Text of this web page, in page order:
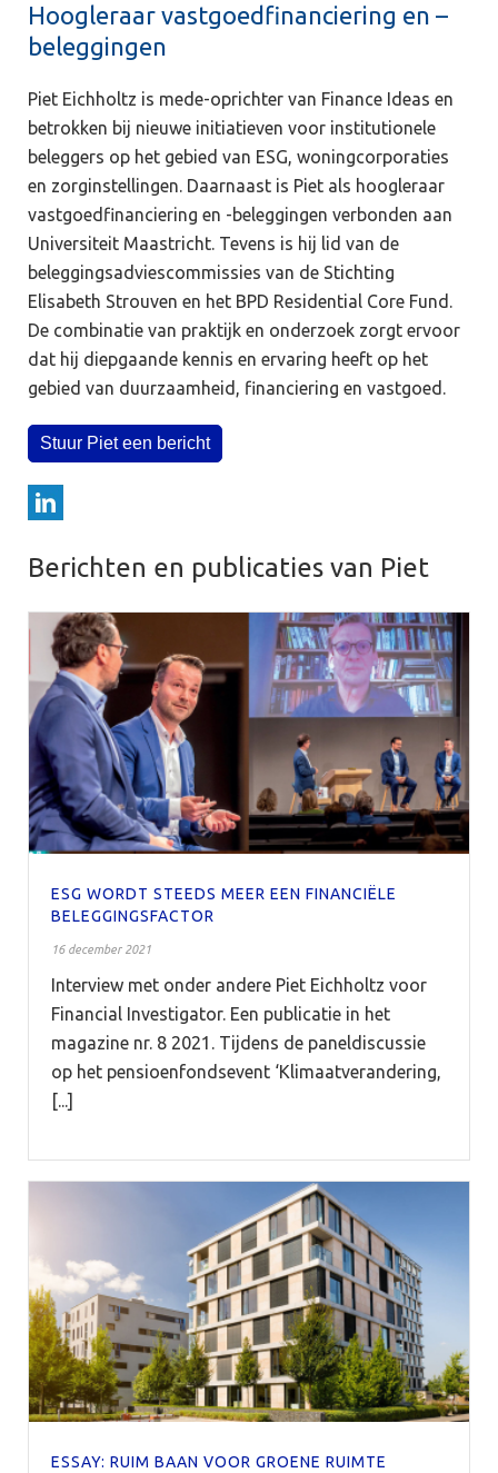
Hoogleraar vastgoedfinanciering en –
beleggingen
Piet Eichholtz is mede-oprichter van Finance Ideas en
betrokken bij nieuwe initiatieven voor institutionele
beleggers op het gebied van ESG, woningcorporaties
en zorginstellingen. Daarnaast is Piet als hoogleraar
vastgoedfinanciering en -beleggingen verbonden aan
Universiteit Maastricht. Tevens is hij lid van de
beleggingsadviescommissies van de Stichting
Elisabeth Strouven en het BPD Residential Core Fund.
De combinatie van praktijk en onderzoek zorgt ervoor
dat hij diepgaande kennis en ervaring heeft op het
gebied van duurzaamheid, financiering en vastgoed.
Stuur Piet een bericht
Berichten en publicaties van Piet
ESG WORDT STEEDS MEER EEN FINANCIËLE
BELEGGINGSFACTOR
16 december 2021
Interview met onder andere Piet Eichholtz voor
Financial Investigator. Een publicatie in het
magazine nr. 8 2021. Tijdens de paneldiscussie
op het pensioenfondsevent ‘Klimaatverandering,
[...]
ESSAY: RUIM BAAN VOOR GROENE RUIMTE